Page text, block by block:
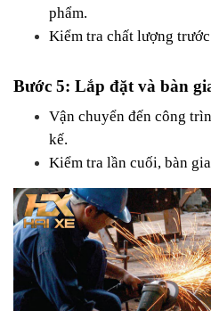
phẩm.
Kiểm tra chất lượng
Bước 5: Lắp đặt và bàn
Vận chuyển đến công
kế.
Kiểm tra lần cuối, bàn